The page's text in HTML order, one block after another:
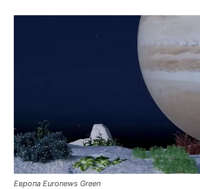
Европа Euronews Green